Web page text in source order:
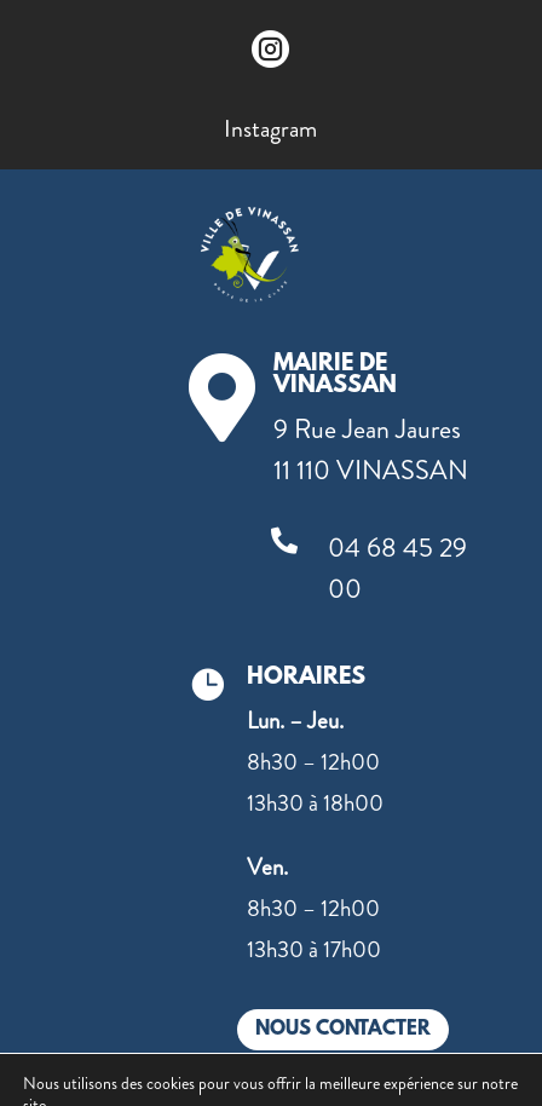

Instagram

MAIRIE DE
VINASSAN
9 Rue Jean Jaures
11 110 VINASSAN

04 68 45 29
00
 HORAIRES
Lun. – Jeu.
8h30 – 12h00
13h30 à 18h00
Ven.
8h30 – 12h00
13h30 à 17h00
NOUS CONTACTER
Nous utilisons des cookies pour vous offrir la meilleure expérience sur notre